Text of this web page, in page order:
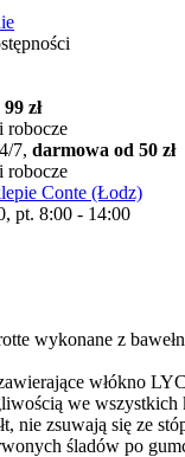
zł
robocze
7, darmowa od 50 zł
robocze
Conte (Łodz)
pt. 8:00 - 14:00
wykonane z
włókno
we
nie zsuwają się ze
śladów po